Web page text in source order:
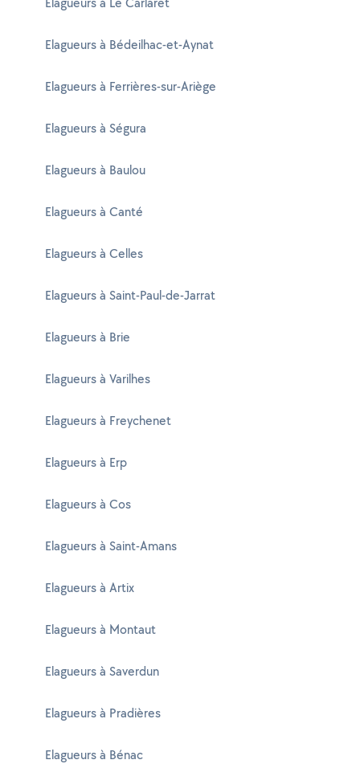
Elagueurs à Bédeilhac-et-Aynat
Elagueurs à Ferrières-sur-Ariège
Elagueurs à Ségura
Elagueurs à Baulou
Elagueurs à Canté
Elagueurs à Celles
Elagueurs à Saint-Paul-de-Jarrat
Elagueurs à Brie
Elagueurs à Varilhes
Elagueurs à Freychenet
Elagueurs à Erp
Elagueurs à Cos
Elagueurs à Saint-Amans
Elagueurs à Artix
Elagueurs à Montaut
Elagueurs à Saverdun
Elagueurs à Pradières
Elagueurs à Bénac